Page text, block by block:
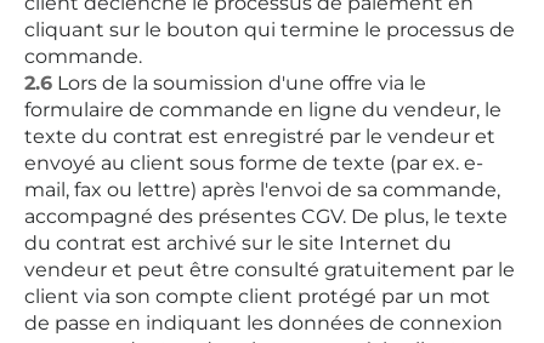
cliquant sur le bouton qui termine le processus de
commande.
2.6 Lors de la soumission d'une offre via le
formulaire de commande en ligne du vendeur, le
texte du contrat est enregistré par le vendeur et
envoyé au client sous forme de texte (par ex. e-
mail, fax ou lettre) après l'envoi de sa commande,
accompagné des présentes CGV. De plus, le texte
du contrat est archivé sur le site Internet du
vendeur et peut être consulté gratuitement par le
client via son compte client protégé par un mot
de passe en indiquant les données de connexion